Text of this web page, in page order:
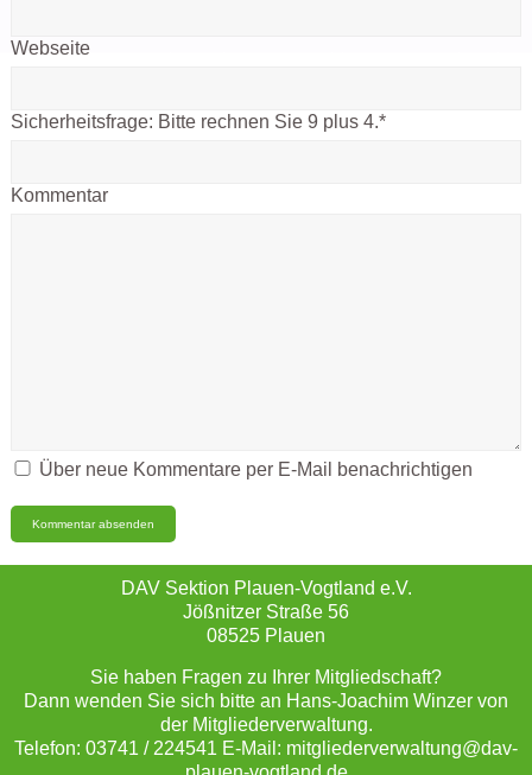
Webseite
Sicherheitsfrage: Bitte rechnen Sie 9 plus 4.*
Kommentar
Über neue Kommentare per E-Mail benachrichtigen
DAV Sektion Plauen-Vogtland e.V.
Jößnitzer Straße 56
08525 Plauen
Sie haben Fragen zu Ihrer Mitgliedschaft?
Dann wenden Sie sich bitte an Hans-Joachim Winzer von
der Mitgliederverwaltung.
Telefon: 03741 / 224541 E-Mail: mitgliederverwaltung@dav-